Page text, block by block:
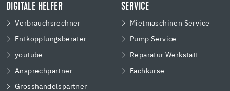
DIGITALE HELFER
Verbrauchsrechner
Entkopplungsberater
youtube
Ansprechpartner
Grosshandelspartner
SERVICE
Mietmaschinen Service
Pump Service
Reparatur Werkstatt
Fachkurse